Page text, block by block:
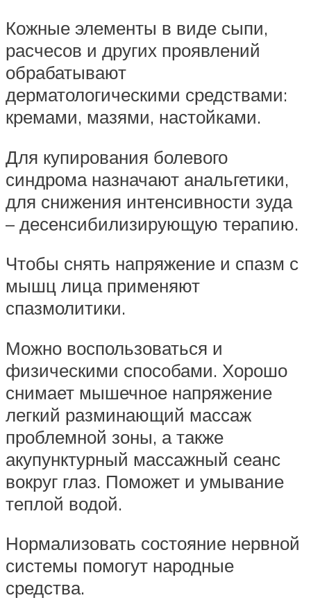
Кожные элементы в виде сыпи,
расчесов и других проявлений
обрабатывают
дерматологическими средствами:
кремами, мазями, настойками.
Для купирования болевого
синдрома назначают анальгетики,
для снижения интенсивности зуда
– десенсибилизирующую терапию.
Чтобы снять напряжение и спазм с
мышц лица применяют
спазмолитики.
Можно воспользоваться и
физическими способами. Хорошо
снимает мышечное напряжение
легкий разминающий массаж
проблемной зоны, а также
акупунктурный массажный сеанс
вокруг глаз. Поможет и умывание
теплой водой.
Нормализовать состояние нервной
системы помогут народные
средства.